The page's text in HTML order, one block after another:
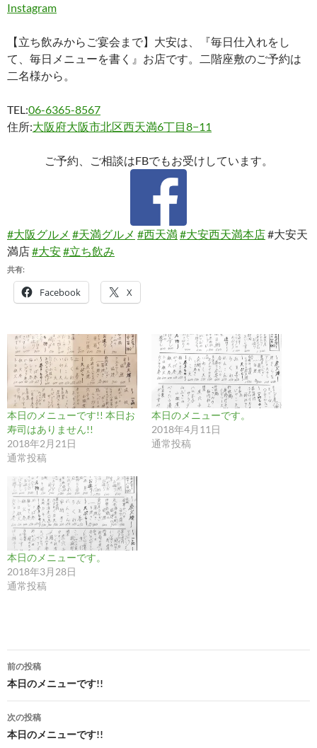
Instagram
【立ち飲みからご宴会まで】大安は、『毎日仕入れをし
て、毎日メニューを書く』お店です。二階座敷のご予約は
二名様から。
TEL:06-6365-8567
住所:大阪府大阪市北区西天満6丁目8−11
ご予約、ご相談はFBでもお受けしています。
#大阪グルメ #天満グルメ #西天満#大安西天満本店#大安天
満店#大安#立ち飲み
共有:
Facebook X
本日のメニューです!! 本日お
寿司はありません!!
2018年2月21日
通常投稿
本日のメニューです。
2018年4月11日
通常投稿
本日のメニューです。
2018年3月28日
通常投稿
投
稿
ナ
ビ
前の投稿
本日のメニューです!!
次の投稿
本日のメニューです!!